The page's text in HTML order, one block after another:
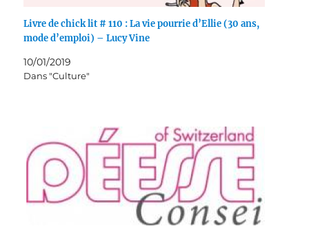
Livre de chick lit # 110 : La vie pourrie d’Ellie (30 ans,
mode d’emploi) – Lucy Vine
10/01/2019
Dans "Culture"